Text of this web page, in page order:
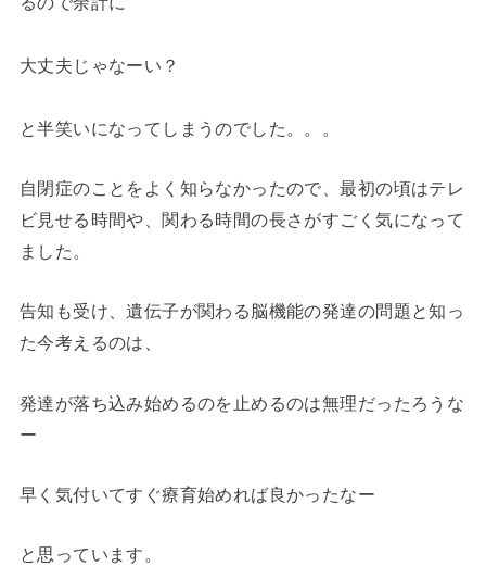
大丈夫じゃなーい？
と半笑いになってしまうのでした。。。
自閉症のことをよく知らなかったので、最初の頃はテレ
ビ見せる時間や、関わる時間の長さがすごく気になって
ました。
告知も受け、遺伝子が関わる脳機能の発達の問題と知っ
た今考えるのは、
発達が落ち込み始めるのを止めるのは無理だったろうな
ー
早く気付いてすぐ療育始めれば良かったなー
と思っています。